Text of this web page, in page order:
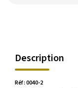
Description
Réf : 0040-2